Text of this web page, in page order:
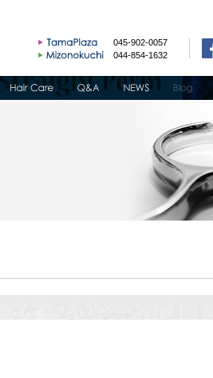
045-902-0057
044-854-1632